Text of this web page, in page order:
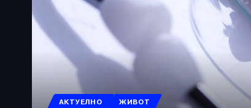
АКТУЕЛНО ЖИВОТ